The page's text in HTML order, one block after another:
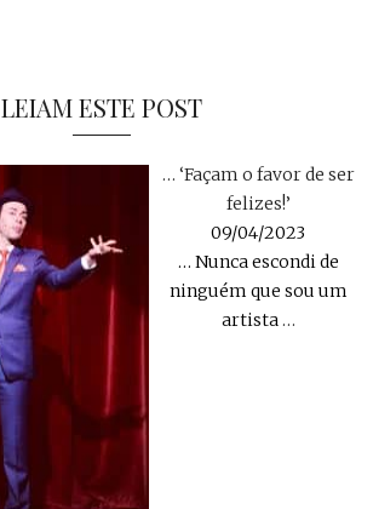
LEIAM ESTE POST
… ‘Façam o favor de ser
felizes!’
09/04/2023
… Nunca escondi de
ninguém que sou um
artista …